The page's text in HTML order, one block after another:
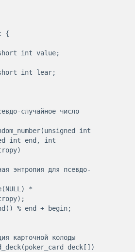
{
случайное число
int
int end, int
карточной колоды
deck[])